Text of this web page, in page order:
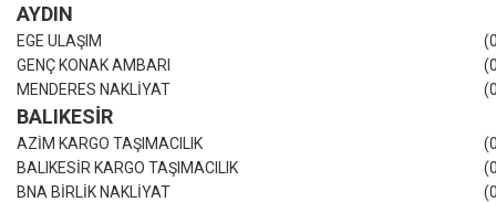
AYDIN
EGE ULAŞIM
GENÇ KONAK AMBARI
MENDERES NAKLİYAT
BALIKESİR
AZİM KARGO TAŞIMACILIK
BALIKESİR KARGO TAŞIMACILIK
BNA BİRLİK NAKLİYAT